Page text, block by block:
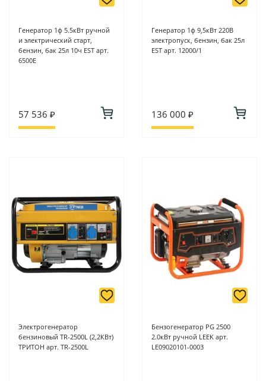
Генератор 1ф 5.5кВт ручной
и электрический старт,
бензин, бак 25л 10ч EST арт.
6500Е
57 536 ₽
Генератор 1ф 9,5кВт 220В
электропуск, бензин, бак 25л
EST арт. 12000/1
136 000 ₽
Электрогенератор
бензиновый TR-2500L (2,2КВт)
ТРИТОН арт. TR-2500L
Бензогенератор PG 2500
2.0кВт ручной LEEK арт.
LE09020101-0003